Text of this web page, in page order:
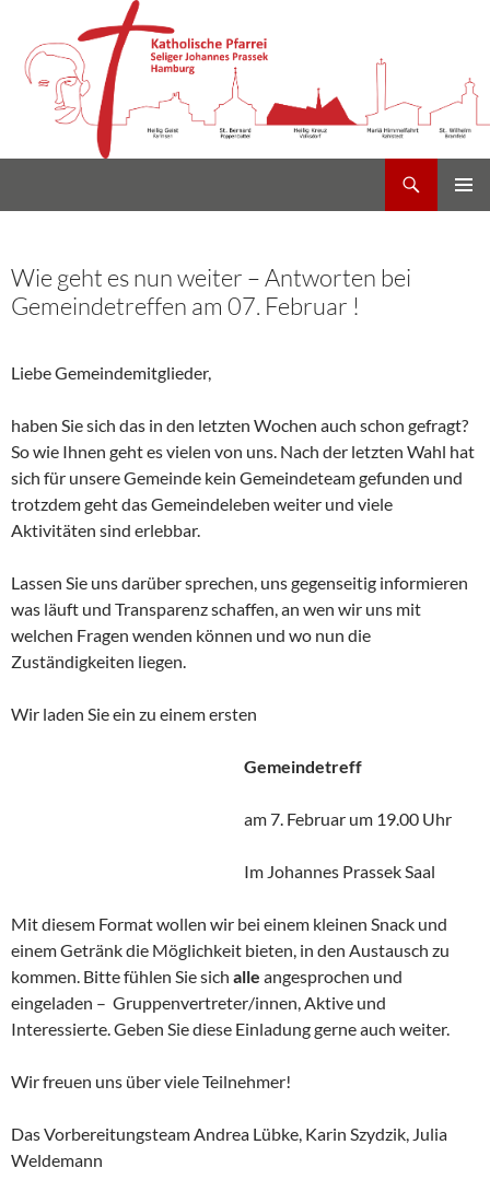
Wie geht es nun weiter – Antworten bei
Gemeindetreffen am 07. Februar !
Liebe Gemeindemitglieder,
haben Sie sich das in den letzten Wochen auch schon gefragt?
So wie Ihnen geht es vielen von uns. Nach der letzten Wahl hat
sich für unsere Gemeinde kein Gemeindeteam gefunden und
trotzdem geht das Gemeindeleben weiter und viele
Aktivitäten sind erlebbar.
Lassen Sie uns darüber sprechen, uns gegenseitig informieren
was läuft und Transparenz schaffen, an wen wir uns mit
welchen Fragen wenden können und wo nun die
Zuständigkeiten liegen.
Wir laden Sie ein zu einem ersten
Gemeindetreff
am 7. Februar um 19.00 Uhr
Im Johannes Prassek Saal
Mit diesem Format wollen wir bei einem kleinen Snack und
einem Getränk die Möglichkeit bieten, in den Austausch zu
kommen. Bitte fühlen Sie sich alle angesprochen und
eingeladen – Gruppenvertreter/innen, Aktive und
Interessierte. Geben Sie diese Einladung gerne auch weiter.
Wir freuen uns über viele Teilnehmer!
Das Vorbereitungsteam Andrea Lübke, Karin Szydzik, Julia
Weldemann